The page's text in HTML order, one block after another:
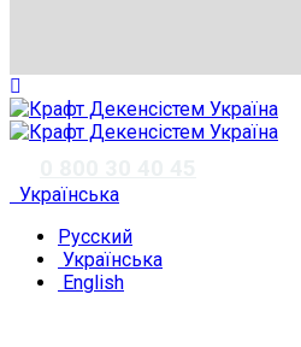
Українська
Русский
Українська
English